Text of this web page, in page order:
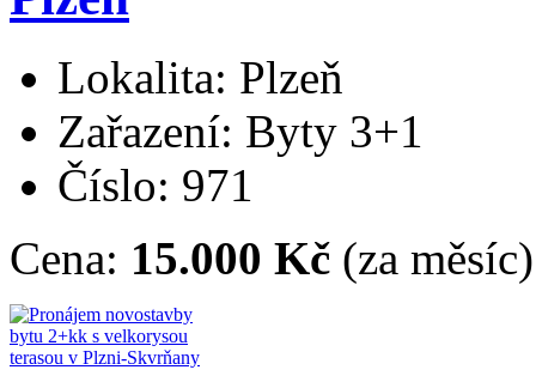
Lokalita: Plzeň
Zařazení: Byty 3+1
Číslo: 971
Cena: 15.000 Kč (za měsíc)